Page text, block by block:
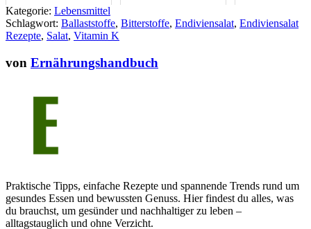
Kategorie: Lebensmittel
Schlagwort: Ballaststoffe, Bitterstoffe, Endiviensalat, Endiviensalat
Rezepte, Salat, Vitamin K
von Ernährungshandbuch
Praktische Tipps, einfache Rezepte und spannende Trends rund um
gesundes Essen und bewussten Genuss. Hier findest du alles, was
du brauchst, um gesünder und nachhaltiger zu leben –
alltagstauglich und ohne Verzicht.